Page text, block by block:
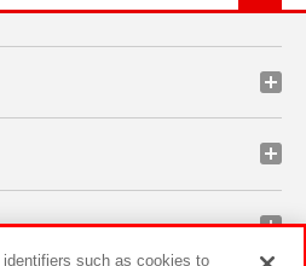
such as cookies to